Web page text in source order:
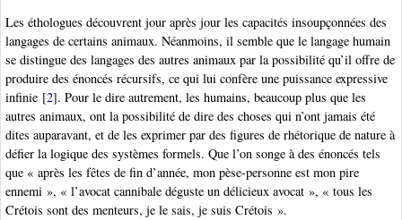
Les éthologues découvrent jour après jour les capacités insoupçonnées des
langages de certains animaux. Néanmoins, il semble que le langage humain
se distingue des langages des autres animaux par la possibilité qu’il offre de
produire des énoncés récursifs, ce qui lui confère une puissance expressive
infinie [2]. Pour le dire autrement, les humains, beaucoup plus que les
autres animaux, ont la possibilité de dire des choses qui n’ont jamais été
dites auparavant, et de les exprimer par des figures de rhétorique de nature à
défier la logique des systèmes formels. Que l’on songe à des énoncés tels
que « après les fêtes de fin d’année, mon pèse-personne est mon pire
ennemi », « l’avocat cannibale déguste un délicieux avocat », « tous les
Crétois sont des menteurs, je le sais, je suis Crétois ».